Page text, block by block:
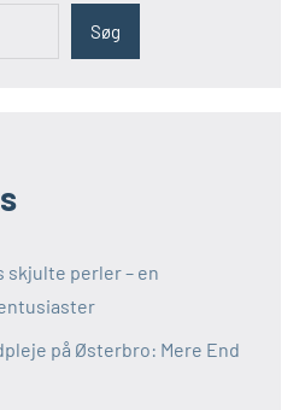
Søg
skjulte perler – en
på Østerbro: Mere End